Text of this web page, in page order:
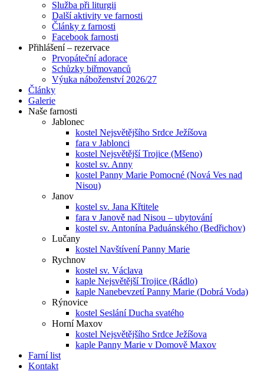
Služba při liturgii
Další aktivity ve farnosti
Články z farnosti
Facebook farnosti
Přihlášení – rezervace
Prvopáteční adorace
Schůzky biřmovanců
Výuka náboženství 2026/27
Články
Galerie
Naše farnosti
Jablonec
kostel Nejsvětějšího Srdce Ježíšova
fara v Jablonci
kostel Nejsvětější Trojice (Mšeno)
kostel sv. Anny
kostel Panny Marie Pomocné (Nová Ves nad
Nisou)
Janov
kostel sv. Jana Křtitele
fara v Janově nad Nisou – ubytování
kostel sv. Antonína Paduánského (Bedřichov)
Lučany
kostel Navštívení Panny Marie
Rychnov
kostel sv. Václava
kaple Nejsvětější Trojice (Rádlo)
kaple Nanebevzetí Panny Marie (Dobrá Voda)
Rýnovice
kostel Seslání Ducha svatého
Horní Maxov
kostel Nejsvětějšího Srdce Ježíšova
kaple Panny Marie v Domově Maxov
Farní list
Kontakt